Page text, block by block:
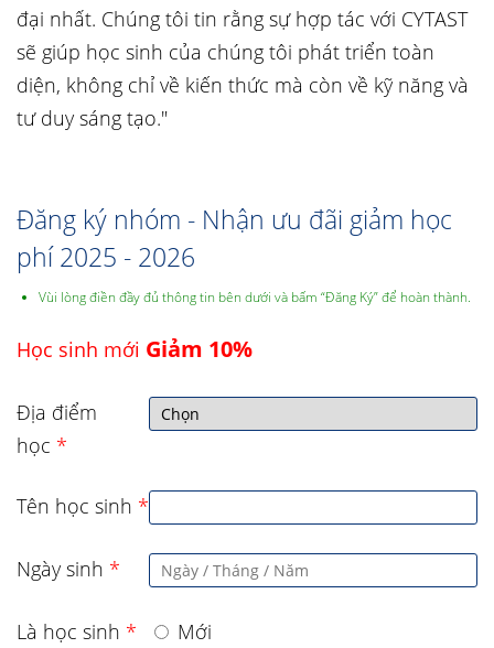
đại nhất. Chúng tôi tin rằng sự hợp tác với CYTAST
sẽ giúp học sinh của chúng tôi phát triển toàn
diện, không chỉ về kiến thức mà còn về kỹ năng và
tư duy sáng tạo."
Đăng ký nhóm - Nhận ưu đãi giảm học
phí 2025 - 2026
Vùi lòng điền đầy đủ thông tin bên dưới và bấm “Đăng Ký” để hoàn thành.
Học sinh mới Giảm 10%
Địa điểm
học *
Tên học sinh *
Ngày sinh *
Là học sinh * Mới